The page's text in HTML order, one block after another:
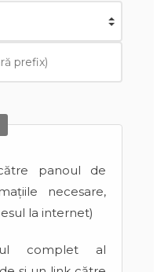
panoul de
necesare,
la internet)
complet al